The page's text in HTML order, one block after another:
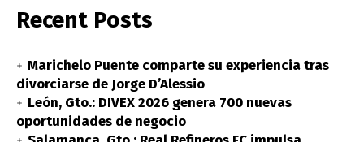
Recent Posts
Marichelo Puente comparte su experiencia tras
divorciarse de Jorge D’Alessio
León, Gto.: DIVEX 2026 genera 700 nuevas
oportunidades de negocio